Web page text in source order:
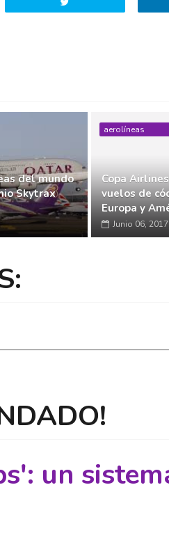
del mundo
Skytrax
aerolíneas
Copa
vuelos de
Europa y
Junio 06, 2017
un